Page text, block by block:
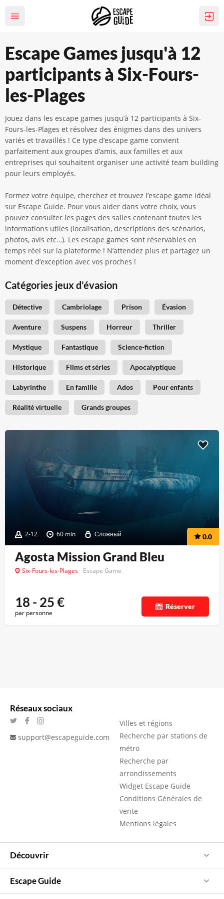
Escape Games jusqu'à 12
participants à Six-Fours-
les-Plages
Jouez dans les escape games jusqu’à 12 participants à Six-
Fours-les-Plages et résolvez des énigmes dans des univers
variés et travaillés ! Ce type d’escape game convient
parfaitement aux groupes d’amis, aux familles et aux
entreprises qui souhaitent organiser une activité team building
pour leurs employés.
Formez votre équipe, cherchez et trouvez l’escape game idéal
sur Escape Guide. Pour vous aider dans votre choix, vous
pouvez consulter les pages des salles contenant toutes les
informations utiles (localisation, descriptions des scénarios,
photos, avis etc…). Les escape games sont réservables en
temps réel sur la plateforme ! N’attendez plus et partagez un
moment d’exception avec vos proches !
Catégories jeux d’évasion
Détective Cambriolage Prison Évasion
Aventure Suspens Horreur Thriller
Mystique Fantastique Science-fiction
Historique Films et séries Apocalyptique
Labyrinthe En famille Ados Pour enfants
Réalité virtuelle Grands groupes
2-12 60 min Сложный 0.0
Agosta Mission Grand Bleu
Six-Fours-les-Plages Escape Game
18 - 25€
par personne
Réserver
Réseaux sociaux
support@escapeguide.com
Villes et régions
Recherche par stations de
métro
Recherche par
arrondissements
Widget Escape Guide
Conditions Générales de
vente
Mentions légales
Découvrir
Escape Guide